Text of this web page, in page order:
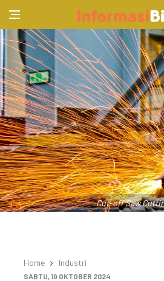
Cut-off Saw
Home Industri
SABTU, 19 OKTOBER 2024